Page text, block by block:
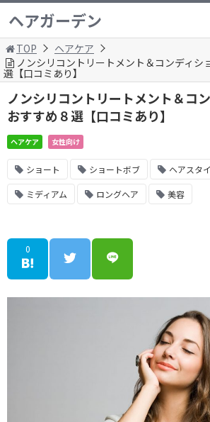
ヘアガーデン
TOP
ヘアケア
ノンシリコントリートメント＆コンディシ
選【口コミあり】
ノンシリコントリートメント＆コ
おすすめ８選【口コミあり】
ヘアケア 女性向け
ショート ショートボブ ヘアスタ
ミディアム ロングヘア 美容
0